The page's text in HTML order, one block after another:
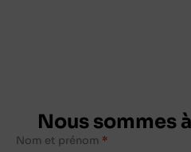
Nous sommes
Nom et prénom